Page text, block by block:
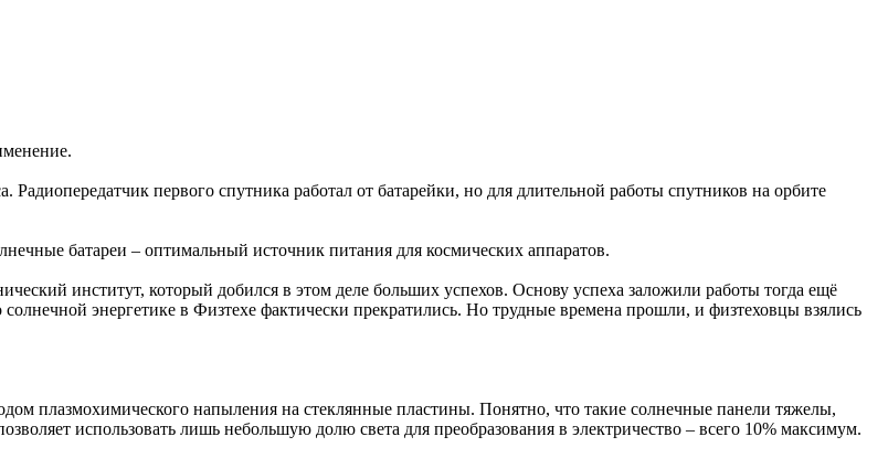
Радиопередатчик первого спутника работал от батарейки, но для длительной работы спутников на орбите
батареи – оптимальный источник питания для космических аппаратов.
институт, который добился в этом деле больших успехов. Основу успеха заложили работы тогда ещё
энергетике в Физтехе фактически прекратились. Но трудные времена прошли, и физтеховцы взялись
плазмохимического напыления на стеклянные пластины. Понятно, что такие солнечные панели тяжелы,
использовать лишь небольшую долю света для преобразования в электричество – всего 10% максимум.